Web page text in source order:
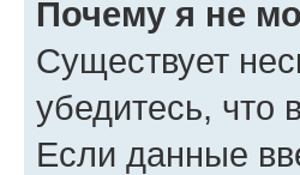
Почему я не
Существует
убедитесь, что
Если данные